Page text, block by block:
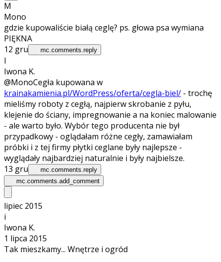
M
Mono
gdzie kupowaliście białą ceglę? ps. głowa psa wymiana
PIĘKNA
12 gru
mc.comments.reply
I
Iwona K.
@MonoCegła kupowana w
krainakamienia.pl/WordPress/oferta/cegla-biel/ - trochę
mieliśmy roboty z cegłą, najpierw skrobanie z pyłu,
klejenie do ściany, impregnowanie a na koniec malowanie
- ale warto było. Wybór tego producenta nie był
przypadkowy - oglądałam różne cegły, zamawiałam
próbki i z tej firmy płytki ceglane były najlepsze -
wyglądały najbardziej naturalnie i były najbielsze.
13 gru
mc.comments.reply
mc.comments.add_comment
lipiec 2015
i
Iwona K.
1 lipca 2015
Tak mieszkamy... Wnętrze i ogród